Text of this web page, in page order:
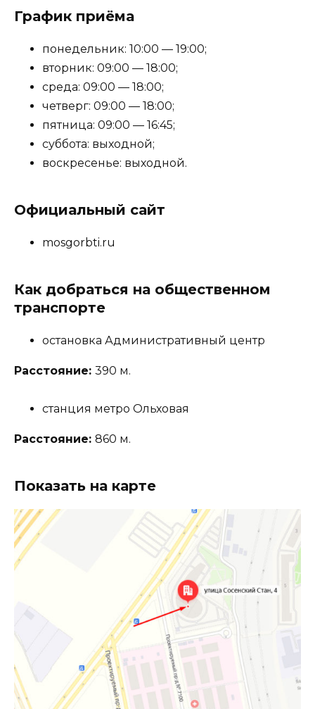
График приёма
понедельник: 10:00 — 19:00;
вторник: 09:00 — 18:00;
среда: 09:00 — 18:00;
четверг: 09:00 — 18:00;
пятница: 09:00 — 16:45;
суббота: выходной;
воскресенье: выходной.
Официальный сайт
mosgorbti.ru
Как добраться на общественном
транспорте
остановка Административный центр
Расстояние: 390 м.
станция метро Ольховая
Расстояние: 860 м.
Показать на карте